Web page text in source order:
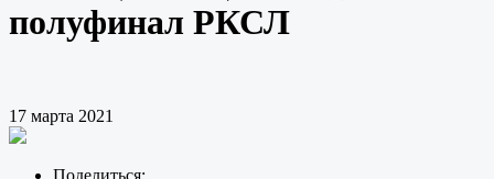
полуфинал РКСЛ
17 марта 2021
Поделиться: